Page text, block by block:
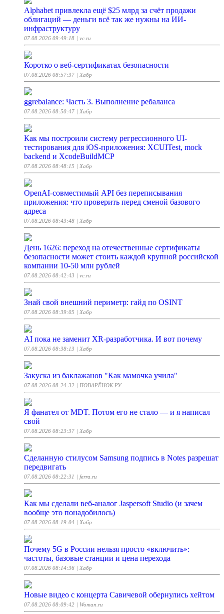
Alphabet привлекла ещё $25 млрд за счёт продажи
облигаций — деньги всё так же нужны на ИИ-
инфраструктуру
07.08.2026 09:49:18 | vc.ru
Коротко о веб-сертификатах безопасности
07.08.2026 08:57:37 | Хабр
ggrebalance: Часть 3. Выполнение ребаланса
07.08.2026 08:50:47 | Хабр
Как мы построили систему регрессионного UI-
тестирования для iOS-приложения: XCUITest, mock
backend и XcodeBuildMCP
07.08.2026 08:48:15 | Хабр
OpenAI‑совместимый API без переписывания
приложения: что проверить перед сменой базового
адреса
07.08.2026 08:43:48 | Хабр
День 1626: переход на отечественные сертификаты
безопасности может стоить каждой крупной российской
компании 10-50 млн рублей
07.08.2026 08:42:43 | vc.ru
Знай свой внешний периметр: гайд по OSINT
07.08.2026 08:39:05 | Хабр
AI пока не заменит XR-разработчика. И вот почему
07.08.2026 08:38:13 | Хабр
Закуска из баклажанов "Как мамочка учила"
07.08.2026 08:24:32 | ПОВАРЁНОК.РУ
Я фанател от MDT. Потом его не стало — и я написал
свой
07.08.2026 08:23:37 | Хабр
Сделанную стилусом Samsung подпись в Notes разрешат
передвигать
07.08.2026 08:22:31 | ferra.ru
Как мы сделали веб-аналог Jaspersoft Studio (и зачем
вообще это понадобилось)
07.08.2026 08:19:04 | Хабр
Почему 5G в России нельзя просто «включить»:
частоты, базовые станции и цена перехода
07.08.2026 08:14:36 | Хабр
Новые видео с концерта Савичевой обернулись хейтом
07.08.2026 08:09:42 | Woman.ru